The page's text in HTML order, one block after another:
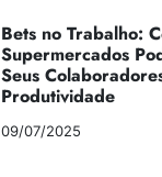
Bets no Trabalho:
Supermercados
Seus
Produtividade
09/07/2025